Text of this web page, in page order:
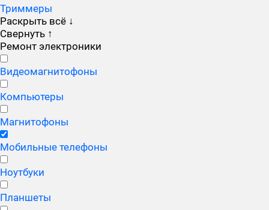
Триммеры
Раскрыть всё ↓
Свернуть ↑
Ремонт электроники
Видеомагнитофоны
Компьютеры
Магнитофоны
Мобильные телефоны
Ноутбуки
Планшеты